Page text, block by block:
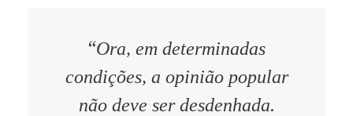
2
0
2
4
“Ora, em determinadas
condições, a opinião popular
não deve ser desdenhada.